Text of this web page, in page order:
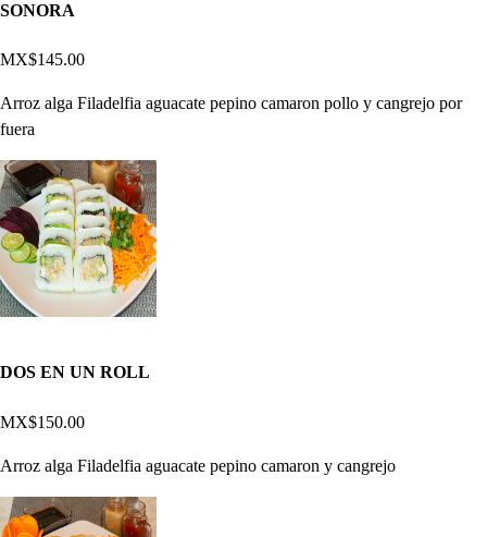
SONORA
MX$145.00
Arroz alga Filadelfia aguacate pepino camaron pollo y cangrejo por
fuera
DOS EN UN ROLL
MX$150.00
Arroz alga Filadelfia aguacate pepino camaron y cangrejo